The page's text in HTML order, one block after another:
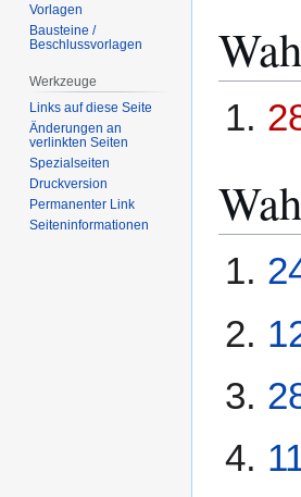
Vorlagen
Bausteine /
Beschlussvorlagen
Werkzeuge
Links auf diese Seite
Änderungen an
verlinkten Seiten
Spezialseiten
Druckversion
Permanenter Link
Seiten­­informationen